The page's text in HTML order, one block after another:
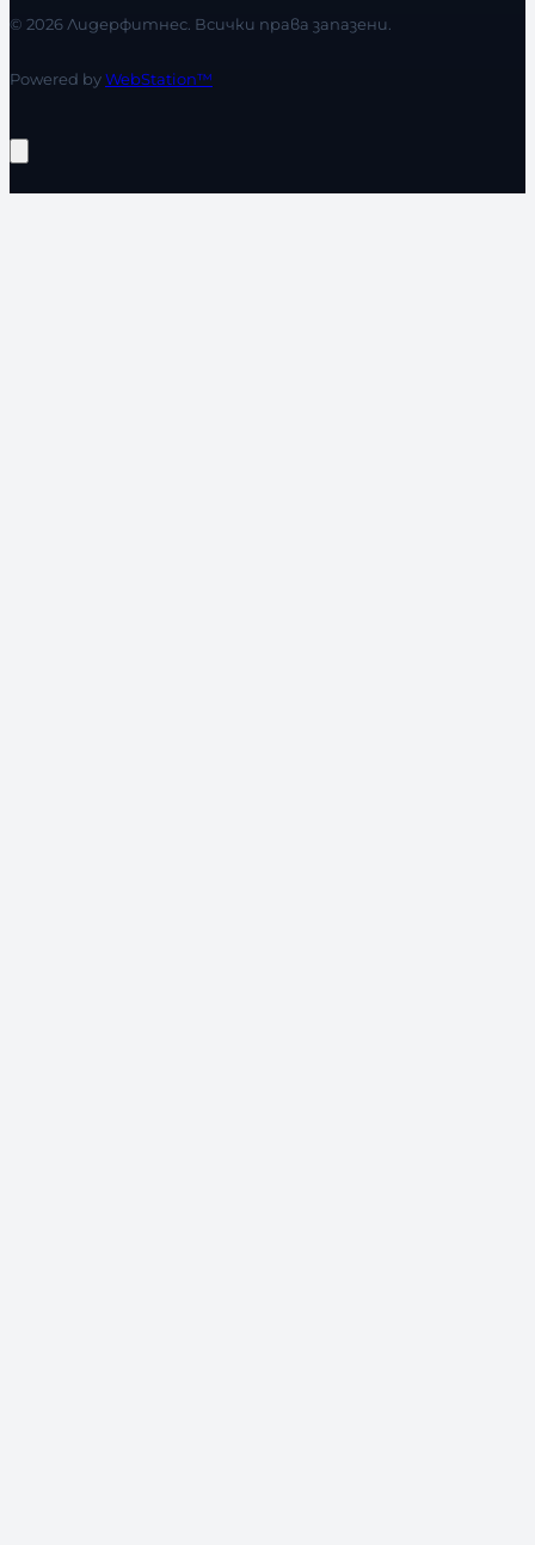
© 2026 Лидерфитнес. Всички права запазени.
Powered byWebStation™